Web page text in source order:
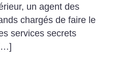
un agent des
chargés de faire le
services secrets